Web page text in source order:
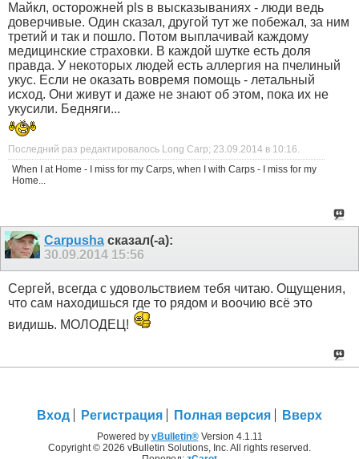
Майкл, осторожней pls в высказываниях - люди ведь
доверчивые. Один сказал, другой тут же побежал, за ним
третий и так и пошло. Потом выплачивай каждому
медицинские страховки. В каждой шутке есть доля
правда. У некоторых людей есть аллергия на пчелиный
укус. Если не оказать вовремя помощь - летальный
исход. Они живут и даже не знают об этом, пока их не
укусили. Бедняги...
Последний раз редактировалось Long Carp; 23.09.2014 в 10:16
When I at Home - I miss for my Carps, when I with Carps - I miss for my
Home...
Carpusha сказал(-а):
30.09.2014 15:56
Сергей, всегда с удовольствием тебя читаю. Ощущения,
что сам находишься где то рядом и воочию всё это
видишь. МОЛОДЕЦ!
Вход Регистрация Полная версия Вверх
Powered by vBulletin®Version 4.1.11
Copyright © 2026 vBulletin Solutions, Inc. All rights reserved.